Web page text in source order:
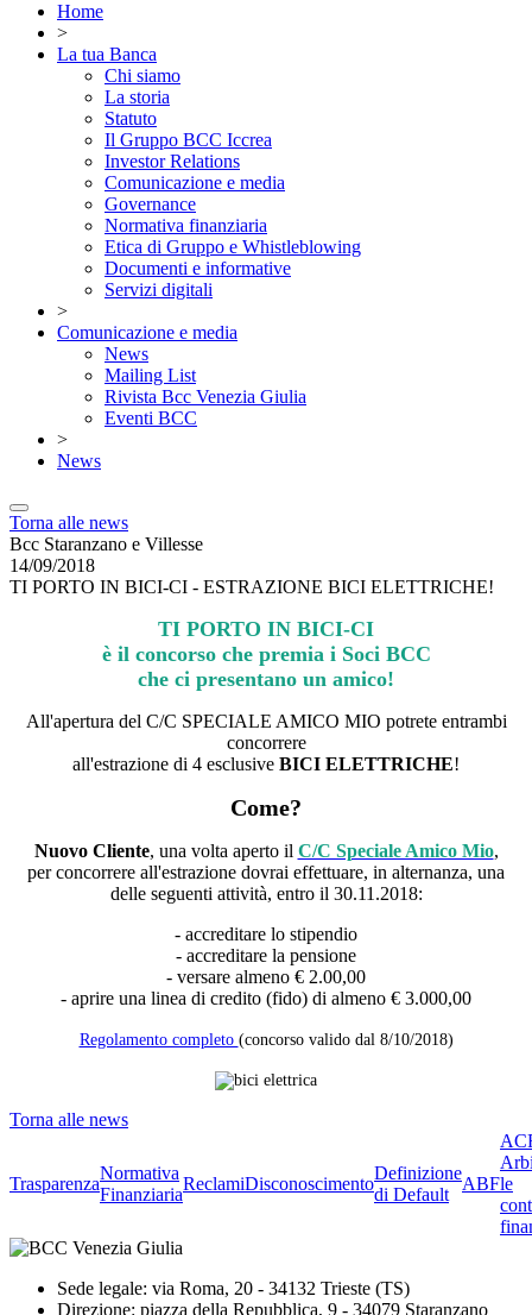
Home
>
La tua Banca
Chi siamo
La storia
Statuto
Il Gruppo BCC Iccrea
Investor Relations
Comunicazione e media
Governance
Normativa finanziaria
Etica di Gruppo e Whistleblowing
Documenti e informative
Servizi digitali
>
Comunicazione e media
News
Mailing List
Rivista Bcc Venezia Giulia
Eventi BCC
>
News
Torna alle news
Bcc Staranzano e Villesse
14/09/2018
TI PORTO IN BICI-CI - ESTRAZIONE BICI ELETTRICHE!
TI PORTO IN BICI-CI
è il concorso che premia i Soci BCC
che ci presentano un amico!
All'apertura del C/C SPECIALE AMICO MIO potrete entrambi
concorrere
all'estrazione di 4 esclusive BICI ELETTRICHE!
Come?
Nuovo Cliente, una volta aperto il C/C Speciale Amico Mio,
per concorrere all'estrazione dovrai effettuare, in alternanza, una
delle seguenti attività, entro il 30.11.2018:
- accreditare lo stipendio
- accreditare la pensione
- versare almeno € 2.00,00
- aprire una linea di credito (fido) di almeno € 3.000,00
Regolamento completo (concorso valido dal 8/10/2018)
Torna alle news
Trasparenza
Normativa
Finanziaria
ReclamiDisconoscimento
Definizione
di Default
ABFle
Sede legale: via Roma, 20 - 34132 Trieste (TS)
Direzione: piazza della Repubblica, 9 - 34079 Staranzano